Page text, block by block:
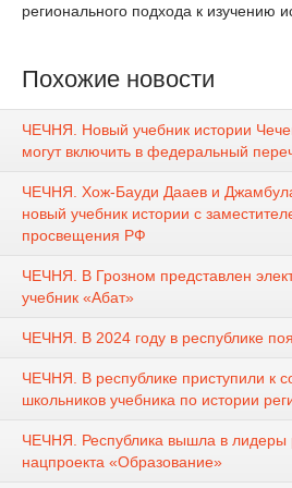
регионального подхода к изучению
Похожие новости
ЧЕЧНЯ. Новый учебник истории
могут включить в федеральный
ЧЕЧНЯ. Хож-Бауди Дааев и
новый учебник истории с
просвещения РФ
ЧЕЧНЯ. В Грозном представлен
учебник «Абат»
ЧЕЧНЯ. В 2024 году в республике
ЧЕЧНЯ. В республике приступили к
школьников учебника по истории
ЧЕЧНЯ. Республика вышла в лидеры
нацпроекта «Образование»